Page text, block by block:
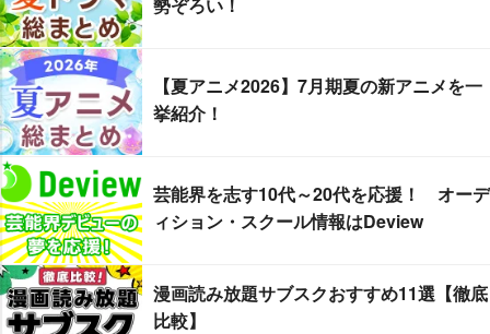
【夏アニメ2026】7月期夏の新アニメを一
挙紹介！
芸能界を志す10代～20代を応援！ オーデ
ィション・スクール情報はDeview
漫画読み放題サブスクおすすめ11選【徹底
比較】